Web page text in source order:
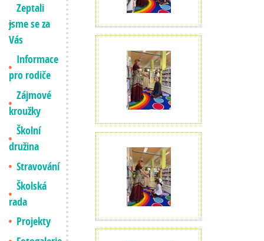
Zeptali
jsme se za
Vás
Informace
pro rodiče
Zájmové
kroužky
Školní
družina
Stravování
Školská
rada
Projekty